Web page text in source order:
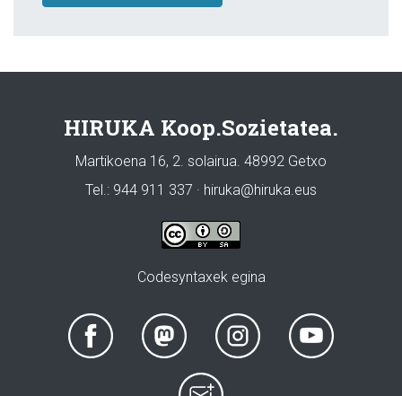
HIRUKA Koop.Sozietatea.
Martikoena 16, 2. solairua. 48992 Getxo
Tel.: 944 911 337 · hiruka@hiruka.eus
Codesyntaxek egina